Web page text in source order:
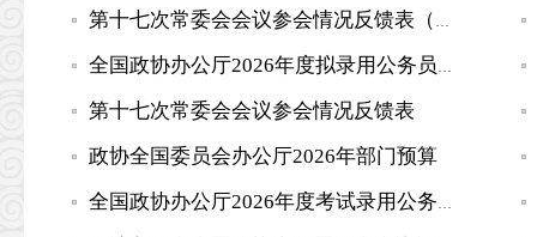
第十七次常委会会议参会情况反馈表（地方政协、港澳中联办）
全国政协办公厅2026年度拟录用公务员公示公告
第十七次常委会会议参会情况反馈表
政协全国委员会办公厅2026年部门预算
全国政协办公厅2026年度考试录用公务员递补面试公告